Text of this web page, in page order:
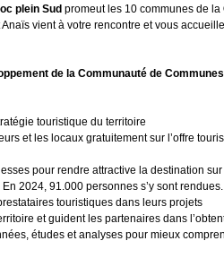
plein Sud promeut les 10 communes de la
vient à votre rencontre et vous
de la Communauté de
touristique du territoire
et les locaux gratuitement sur l’offre
pour rendre attractive la destination
2024, 91.000 personnes s’y sont rendues.
touristiques dans leurs projets
et guident les partenaires dans
études et analyses pour mieux